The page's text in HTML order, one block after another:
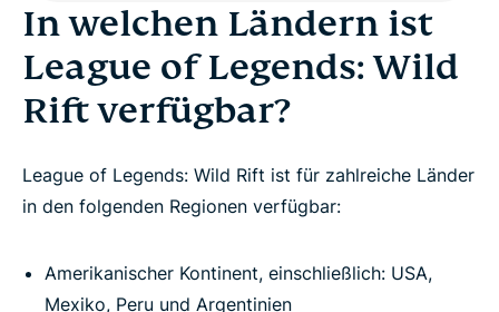
In welchen Ländern ist
League of Legends: Wild
Rift verfügbar?
League of Legends: Wild Rift ist für zahlreiche Länder
in den folgenden Regionen verfügbar:
Amerikanischer Kontinent, einschließlich: USA,
Mexiko, Peru und Argentinien